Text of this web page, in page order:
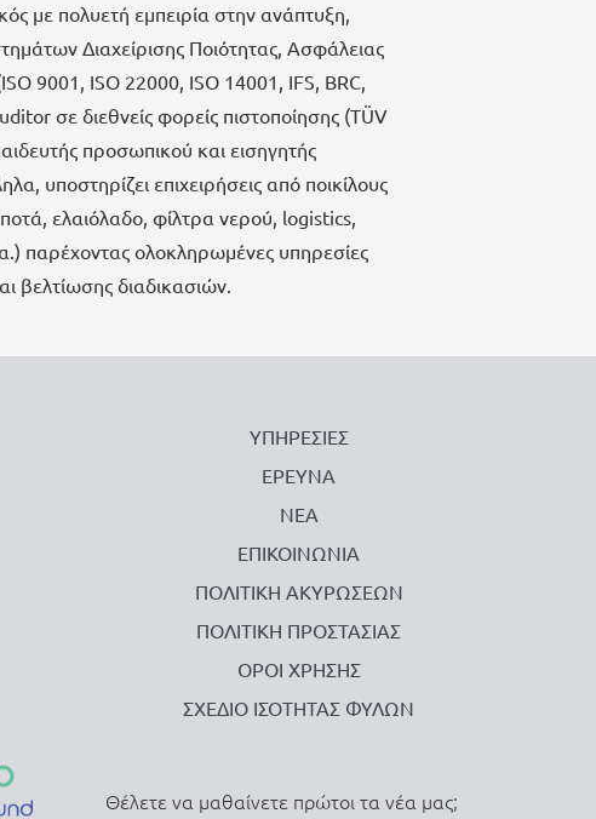
με πολυετή εμπειρία στην ανάπτυξη,
Διαχείρισης Ποιότητας, Ασφάλειας
9001, ISO 22000, ISO 14001, IFS, BRC,
σε διεθνείς φορείς πιστοποίησης (TÜV
προσωπικού και εισηγητής
υποστηρίζει επιχειρήσεις από ποικίλους
ελαιόλαδο, φίλτρα νερού, logistics,
παρέχοντας ολοκληρωμένες υπηρεσίες
βελτίωσης διαδικασιών.
ΥΠΗΡΕΣΙΕΣ
ΕΡΕΥΝΑ
ΝΕΑ
ΕΠΙΚΟΙΝΩΝΙΑ
ΠΟΛΙΤΙΚΗ ΑΚΥΡΩΣΕΩΝ
ΠΟΛΙΤΙΚΗ ΠΡΟΣΤΑΣΙΑΣ
ΟΡΟΙ ΧΡΗΣΗΣ
ΣΧΕΔΙΟ ΙΣΟΤΗΤΑΣ ΦΥΛΩΝ
Θέλετε να μαθαίνετε πρώτοι τα νέα μας;